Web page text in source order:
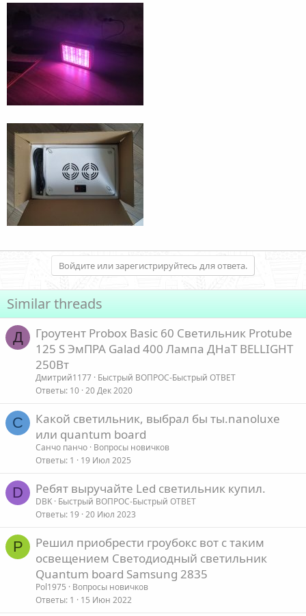
Войдите или зарегистрируйтесь для ответа.
Similar threads
Д
Гроутент Probox Basic 60 Светильник Protube
125 S ЭмПРА Galad 400 Лампа ДНаТ BELLIGHT
250Вт
Дмитрий1177 Быстрый ВОПРОС-Быстрый ОТВЕТ
Ответы 10 20 Дек 2020
С
Какой светильник, выбрал бы ты.nanoluxe
или quantum board
Санчо панчо Вопросы новичков
Ответы 1 19 Июл 2025
D Ребят выручайте Led светильник купил.
DBK Быстрый ВОПРОС-Быстрый ОТВЕТ
Ответы 19 20 Июл 2023
P
Решил приобрести гроубокс вот с таким
освещением Светодиодный светильник
Quantum board Samsung 2835
Pol1975
Вопросы новичков
Ответы 1 15 Июн 2022